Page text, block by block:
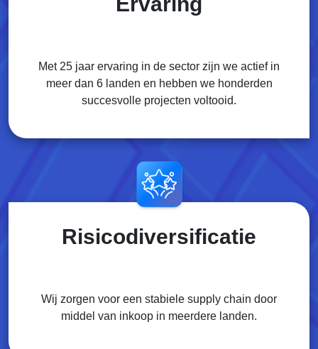
Met 25 jaar ervaring in de sector zijn we actief in
meer dan 6 landen en hebben we honderden
succesvolle projecten voltooid.
Risicodiversificatie
Wij zorgen voor een stabiele supply chain door
middel van inkoop in meerdere landen.